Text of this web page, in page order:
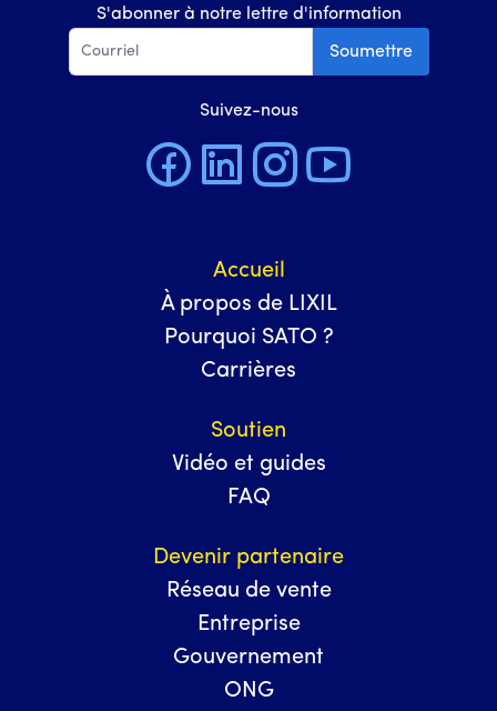
S'abonner à notre lettre d'information
Soumettre
Suivez-nous
Accueil
À propos de LIXIL
Pourquoi SATO ?
Carrières
Soutien
Vidéo et guides
FAQ
Devenir partenaire
Réseau de vente
Entreprise
Gouvernement
ONG